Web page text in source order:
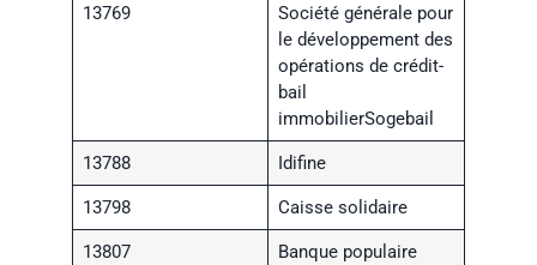
13769
Société générale pour
le développement des
opérations de crédit-
bail
immobilierSogebail
13788 Idifine
13798 Caisse solidaire
13807
Banque populaire